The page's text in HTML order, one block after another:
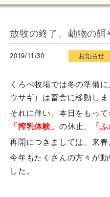
放牧の終了、動物の
2019/11/30
くろべ牧場では冬の準備
ウサギ）は畜舎に移動しま
それに伴い、本日をもって
「搾乳体験」 の休止、 「
再開につきましては、来春
今年もたくさんの方々が
した。